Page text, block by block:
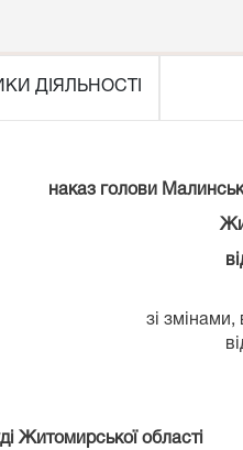
ДІЯЛЬНОСТІ
наказ голови
зі
Житомирської області